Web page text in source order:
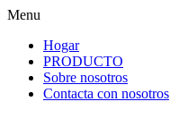
Menu
Hogar
PRODUCTO
Sobre nosotros
Contacta con nosotros